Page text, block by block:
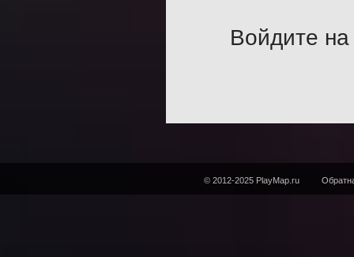
Войдите на
© 2012-2025 PlayMap.ru